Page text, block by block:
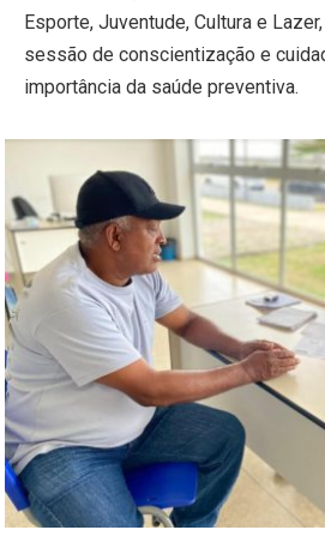
Esporte, Juventude, Cultura e
sessão de conscientização e
importância da saúde preventiva.